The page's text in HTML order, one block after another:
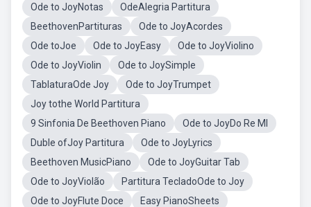
Ode to JoyNotas
OdeAlegria Partitura
BeethovenPartituras
Ode to JoyAcordes
Ode toJoe
Ode to JoyEasy
Ode to JoyViolino
Ode to JoyViolin
Ode to JoySimple
TablaturaOde Joy
Ode to JoyTrumpet
Joy tothe World Partitura
9 Sinfonia De Beethoven Piano
Ode to JoyDo Re MI
Duble ofJoy Partitura
Ode to JoyLyrics
Beethoven MusicPiano
Ode to JoyGuitar Tab
Ode to JoyViolão
Partitura TecladoOde to Joy
Ode to JoyFlute Doce
Easy PianoSheets